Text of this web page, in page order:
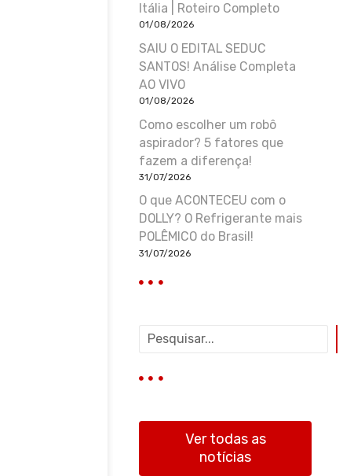
Itália | Roteiro Completo
01/08/2026
SAIU O EDITAL SEDUC
SANTOS! Análise Completa
AO VIVO
01/08/2026
Como escolher um robô
aspirador? 5 fatores que
fazem a diferença!
31/07/2026
O que ACONTECEU com o
DOLLY? O Refrigerante mais
POLÊMICO do Brasil!
31/07/2026
q
Ver todas as
notícias